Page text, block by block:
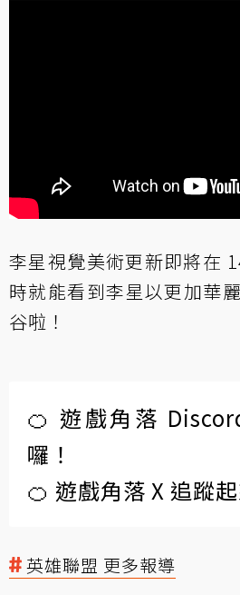
李星視覺美術更新即將在
時就能看到李星以更加華
谷啦！
🍊 遊戲角落
囉！
🍊 遊戲角落 X 追蹤
英雄聯盟 更多報導